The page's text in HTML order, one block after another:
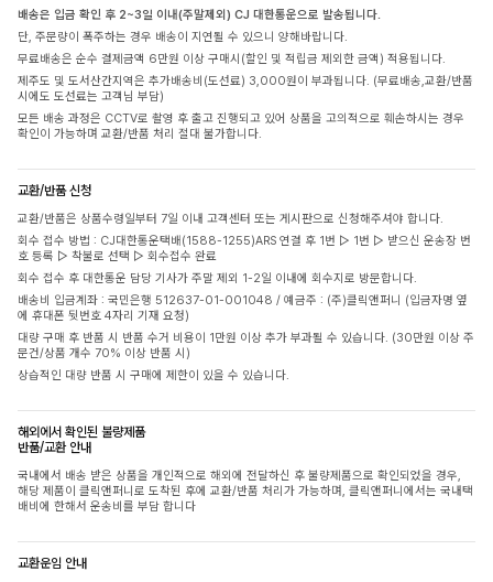
배송은 입금 확인 후 2~3일 이내(주말제외) CJ 대한통운으로 발송됩니다.
단, 주문량이 폭주하는 경우 배송이 지연될 수 있으니 양해바랍니다.
무료배송은 순수 결제금액 6만원 이상 구매시(할인 및 적립금 제외한 금액) 적용됩니다.
제주도 및 도서산간지역은 추가배송비(도선료) 3,000원이 부과됩니다. (무료배송,교환/반품
시에도 도선료는 고객님 부담)
모든 배송 과정은 CCTV로 촬영 후 출고 진행되고 있어 상품을 고의적으로 훼손하시는 경우
확인이 가능하며 교환/반품 처리 절대 불가합니다.
교환/반품 신청
교환/반품은 상품수령일부터 7일 이내 고객센터 또는 게시판으로 신청해주셔야 합니다.
회수 접수 방법 : CJ대한통운택배(1588-1255)ARS 연결 후 1번 ▷ 1번 ▷ 받으신 운송장 번
호 등록 ▷ 착불로 선택 ▷ 회수접수 완료
회수 접수 후 대한통운 담당 기사가 주말 제외 1-2일 이내에 회수지로 방문합니다.
배송비 입금계좌 : 국민은행 512637-01-001048 / 예금주 : (주)클릭앤퍼니 (입금자명 옆
에 휴대폰 뒷번호 4자리 기재 요청)
대량 구매 후 반품 시 반품 수거 비용이 1만원 이상 추가 부과될 수 있습니다. (30만원 이상 주
문건/상품 개수 70% 이상 반품 시)
상습적인 대량 반품 시 구매에 제한이 있을 수 있습니다.
해외에서 확인된 불량제품
반품/교환 안내
국내에서 배송 받은 상품을 개인적으로 해외에 전달하신 후 불량제품으로 확인되었을 경우,
해당 제품이 클릭앤퍼니로 도착된 후에 교환/반품 처리가 가능하며, 클릭앤퍼니에서는 국내택
배비에 한해서 운송비를 부담 합니다
교환운임 안내